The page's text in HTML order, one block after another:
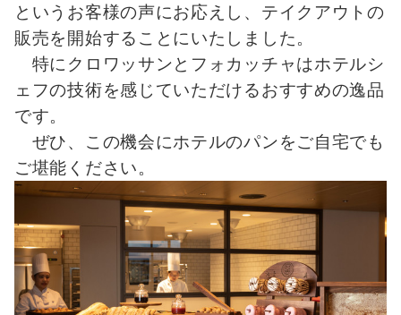
というお客様の声にお応えし、テイクアウトの
販売を開始することにいたしました。
特にクロワッサンとフォカッチャはホテルシ
ェフの技術を感じていただけるおすすめの逸品
です。
ぜひ、この機会にホテルのパンをご自宅でも
ご堪能ください。